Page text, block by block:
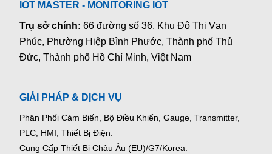
IOT MASTER - MONITORING IOT
Trụ sở chính:66 đường số 36, Khu Đô Thị Vạn
Phúc, Phường Hiệp Bình Phước, Thành phố Thủ
Đức, Thành phố Hồ Chí Minh, Việt Nam
GIẢI PHÁP & DỊCH VỤ
Phân Phối Cảm Biến, Bộ Điều Khiển, Gauge, Transmitter,
PLC, HMI, Thiết Bị Điện.
Cung Cấp Thiết Bị Châu Âu (EU)/G7/Korea.